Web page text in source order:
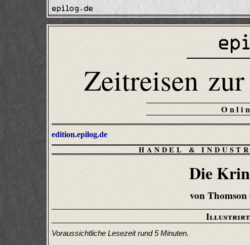
Zeitreisen
edition.epilog.de
HANDEL &
Die
von
Voraussichtliche Lesezeit rund 5 Minuten.